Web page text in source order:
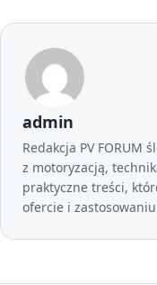
admin
Redakcja PV FORUM
z motoryzacją,
praktyczne treści,
ofercie i